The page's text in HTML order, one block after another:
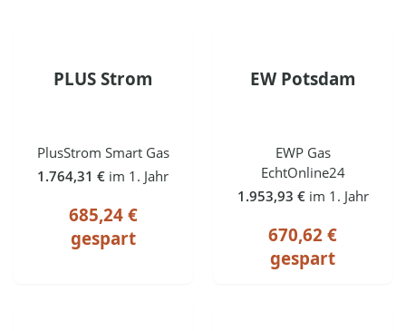
PLUS Strom
PlusStrom Smart Gas
1.764,31 € im 1. Jahr
685,24 €
gespart
EW Potsdam
EWP Gas
EchtOnline24
1.953,93 € im 1. Jahr
670,62 €
gespart